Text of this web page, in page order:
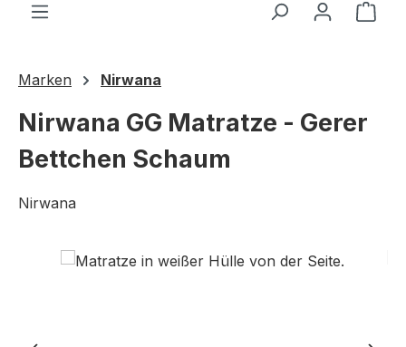
Marken Nirwana
Nirwana GG Matratze - Gerer
Bettchen Schaum
Nirwana
Bildergalerie überspringen